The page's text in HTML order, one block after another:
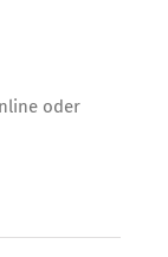
oder